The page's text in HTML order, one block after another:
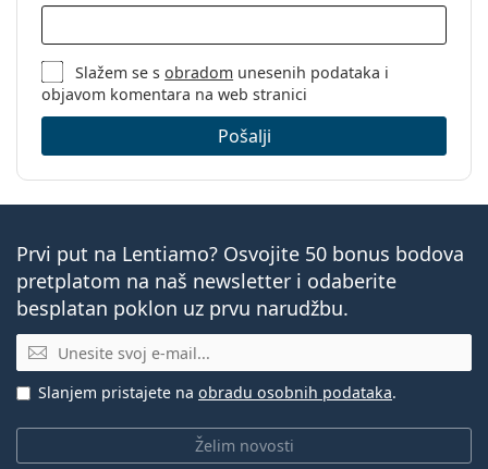
Slažem se sobradom unesenih podataka i
objavom komentara na web stranici
Pošalji
Prvi put na Lentiamo? Osvojite 50 bonus bodova
pretplatom na naš newsletter i odaberite
besplatan poklon uz prvu narudžbu.
E-mail
Želim novosti
Slanjem pristajete na obradu osobnih podataka.